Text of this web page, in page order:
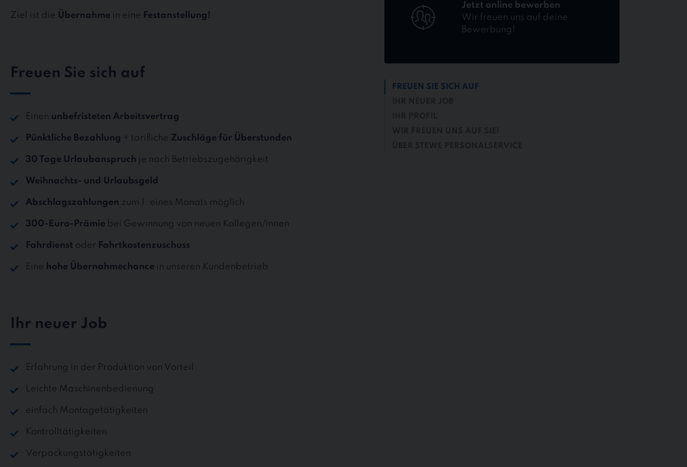
Ziel ist die Übernahme in eine Festanstellung!
Freuen Sie sich auf
Einen unbefristeten Arbeitsvertrag
Pünktliche Bezahlung + tarifliche Zuschläge für Überstunden
30 Tage Urlaubanspruch je nach Betriebszugehörigkeit
Weihnachts- und Urlaubsgeld
Abschlagszahlungen zum 1. eines Monats möglich
300-Euro-Prämie bei Gewinnung von neuen Kollegen/innen
Fahrdienst oder Fahrtkostenzuschuss
Eine hohe Übernahmechance in unseren Kundenbetrieb
Ihr neuer Job
Erfahrung in der Produktion von Vorteil
Leichte Maschinenbedienung
einfach Montagetätigkeiten
Kontrolltätigkeiten
Verpackungstätigkeiten
Jetzt online bewerben
Wir freuen uns auf deine
Bewerbung!
FREUEN SIE SICH AUF